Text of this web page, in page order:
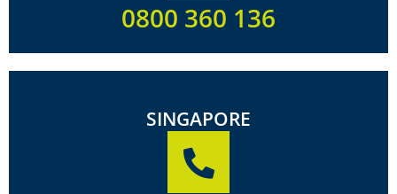
0800 360 136
SINGAPORE